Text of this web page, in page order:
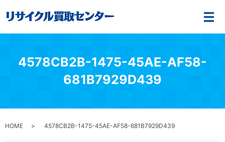
メ
4578CB2B-1475-45AE-AF58-
681B7929D439
HOME 4578CB2B-1475-45AE-AF58-681B7929D439